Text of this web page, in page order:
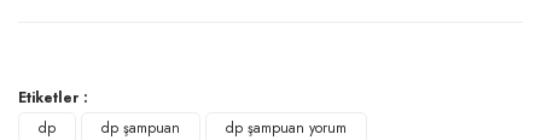
Etiketler :
dp
dp şampuan
dp şampuan yorum